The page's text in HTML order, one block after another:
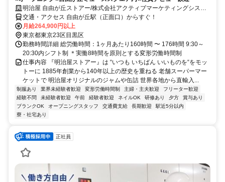
明治屋 自由が丘ストアー/株式会社アクティブマーケティングシステ
ム
交通・アクセス 自由が丘駅（正面口）からすぐ！
月給264,900円以上
東京都東京23区目黒区
勤務時間詳細 総労働時間：1ヶ月あたり160時間 〜 176時間 9:30～
20:30内シフト制 ＊実働8時間を原則とする変形労働時間制
仕事内容 『明治屋ストアー』は “いつも いちばん いいものを“をモッ
トーに 1885年創業から140年以上の歴史を重ねる 老舗スーパーマー
ケットで 明治屋オリジナルのジャムや缶詰 世界各地から直輸入...
制服あり 業界未経験者歓迎 変形労働時間制 主婦・主夫歓迎
フリーター歓迎
経験不問
未経験者歓迎 午前 経験者歓迎 ネイルOK 研修あり 夕方
賞与あり
ブランクOK
オープニングスタッフ 交通費支給 長期歓迎
駅近5分以内
寮・社宅あり
正社員